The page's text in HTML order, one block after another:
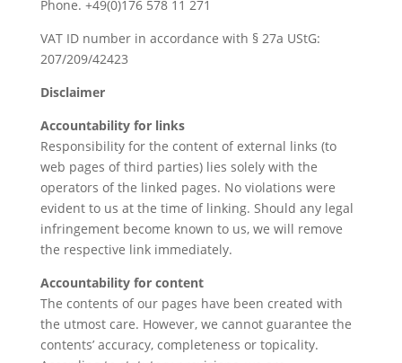
Phone. +49(0)176 578 11 271
VAT ID number in accordance with § 27a UStG:
207/209/42423
Disclaimer
Accountability for links
Responsibility for the content of external links (to
web pages of third parties) lies solely with the
operators of the linked pages. No violations were
evident to us at the time of linking. Should any legal
infringement become known to us, we will remove
the respective link immediately.
Accountability for content
The contents of our pages have been created with
the utmost care. However, we cannot guarantee the
contents’ accuracy, completeness or topicality.